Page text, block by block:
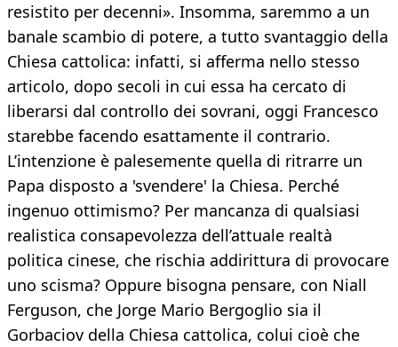
resistito per decenni». Insomma, saremmo a un
banale scambio di potere, a tutto svantaggio della
Chiesa cattolica: infatti, si afferma nello stesso
articolo, dopo secoli in cui essa ha cercato di
liberarsi dal controllo dei sovrani, oggi Francesco
starebbe facendo esattamente il contrario.
L’intenzione è palesemente quella di ritrarre un
Papa disposto a 'svendere' la Chiesa. Perché
ingenuo ottimismo? Per mancanza di qualsiasi
realistica consapevolezza dell’attuale realtà
politica cinese, che rischia addirittura di provocare
uno scisma? Oppure bisogna pensare, con Niall
Ferguson, che Jorge Mario Bergoglio sia il
Gorbaciov della Chiesa cattolica, colui cioè che